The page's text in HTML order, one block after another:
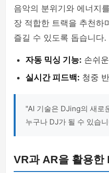
음악의 분위기와 에너지
장 적합한 트랙을 추천하
즐길 수 있도록 돕습니다.
자동 믹싱 기능: 손쉬
실시간 피드백: 청중
"AI 기술은 DJing의 새로
누구나 DJ가 될 수 있습
VR과 AR을 활용한